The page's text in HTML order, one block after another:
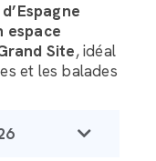
espace
Site, idéal
et les balades